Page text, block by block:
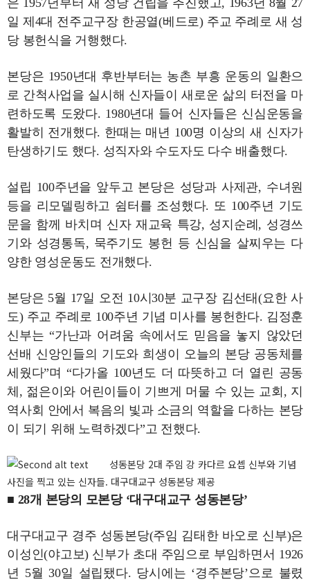
은 1957년부터 새 성당 건립을 추진했고, 1963년 8월 27
일 제4대 전주교구장 한공열(베드로) 주교 주례로 새 성
당 봉헌식을 거행했다.
본당은 1950년대 후반부터는 농촌 부흥 운동의 일환으
로 간척사업을 실시해 신자들이 새로운 삶의 터전을 마
련하도록 도왔다. 1980년대 들어 신자들은 신심운동을
활발히 전개했다. 한때는 매년 100명 이상의 새 신자가
탄생하기도 했다. 성직자와 수도자도 다수 배출했다.
설립 100주년을 앞두고 본당은 성당과 사제관, 수녀원
등을 리모델링하고 쉼터를 조성했다. 또 100주년 기도
문을 함께 바치며 신자 재교육 특강, 성지순례, 성경쓰
기와 성경통독, 묵주기도 봉헌 등 신심을 살찌우는 다
양한 영성운동도 전개했다.
본당은 5월 17일 오전 10시30분 교구장 김선태(요한 사
도) 주교 주례로 100주년 기념 미사를 봉헌한다. 김정훈
신부는 “가난과 어려움 속에서도 믿음을 놓지 않았던
선배 신앙인들의 기도와 희생이 오늘의 본당 공동체를
세웠다”며 “다가올 100년도 더 따뜻하고 더 열린 공동
체, 젊은이와 어린이들이 기쁘게 머물 수 있는 교회, 지
역사회 안에서 복음의 빛과 소금의 역할을 다하는 본당
이 되기 위해 노력하겠다”고 전했다.
성동본당 2대 주임 강 카다르 요셉 신부와 기념
사진을 찍고 있는 신자들. 대구대교구 성동본당 제공
■ 28개 본당의 모본당 ‘대구대교구 성동본당’
대구대교구 경주 성동본당(주임 김태한 바오로 신부)은
이성인(야고보) 신부가 초대 주임으로 부임하면서 1926
년 5월 30일 설립됐다. 당시에는 ‘경주본당’으로 불렸